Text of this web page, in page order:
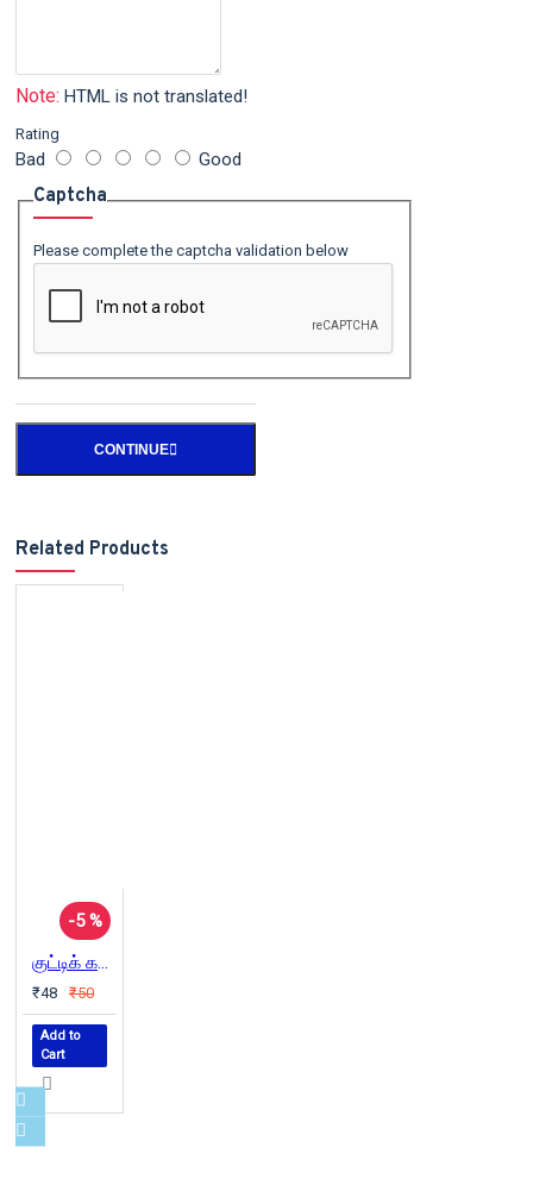
Note: HTML is not translated!
Rating
Bad Good
Captcha
Please complete the captcha validation below
CONTINUE
Related Products
-5 %
குட்டிக் கடற்கன்னி
₹48 ₹50
Add to
Cart